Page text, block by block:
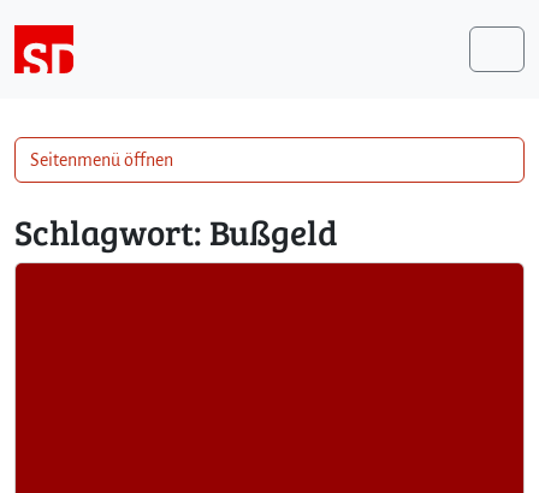
Schlagwort: Bußgeld
Seitenmenü öffnen